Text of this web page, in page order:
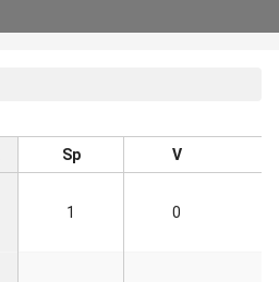
Sp V
1 0